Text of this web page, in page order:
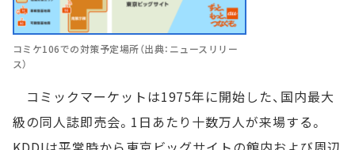
コミケ106での対策予定場所（出典：ニュースリリー
ス）
コミックマーケットは1975年に開始した、国内最大
級の同人誌即売会。1日あたり十数万人が来場する。